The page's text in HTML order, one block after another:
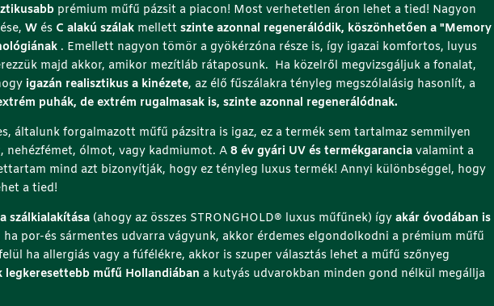
j
t
e
t
t
)
prémium műfű pázsit a piacon! Most verhetetlen áron lehet a tied! Nagyon
W és C alakú szálak mellettszinte azonnal regenerálódik, köszönhetően a "Memory
. Emellett nagyon tömör a gyökérzóna része is, így igazai komfortos, luyus
majd akkor, amikor mezítláb rátaposunk. Ha közelről megvizsgáljuk a fonalat,
igazán realisztikus a kinézete, az élő fűszálakra tényleg megszólalásig hasonlít, a
puhák, de extrém rugalmasak is, szinte azonnal regenerálódnak.
általunk forgalmazott műfű pázsitra is igaz, ez a termék sem tartalmaz semmilyen
nehézfémet, ólmot, vagy kadmiumot. A8 év gyári UV és termékgarancia valamint a
mind azt bizonyítják, hogy ez tényleg luxus termék! Annyi különbséggel, hogy
a tied!
szálkialakítása (ahogy az összes STRONGHOLD®️ luxus műfűnek) így akár óvodában is
ha por-és sármentes udvarra vágyunk, akkor érdemes elgondolkodni a prémium műfű
ha allergiás vagy a fúfélékre, akkor is szuper választás lehet a műfű szőnyeg
legkeresettebb műfű Hollandiában a kutyás udvarokban minden gond nélkül megállja